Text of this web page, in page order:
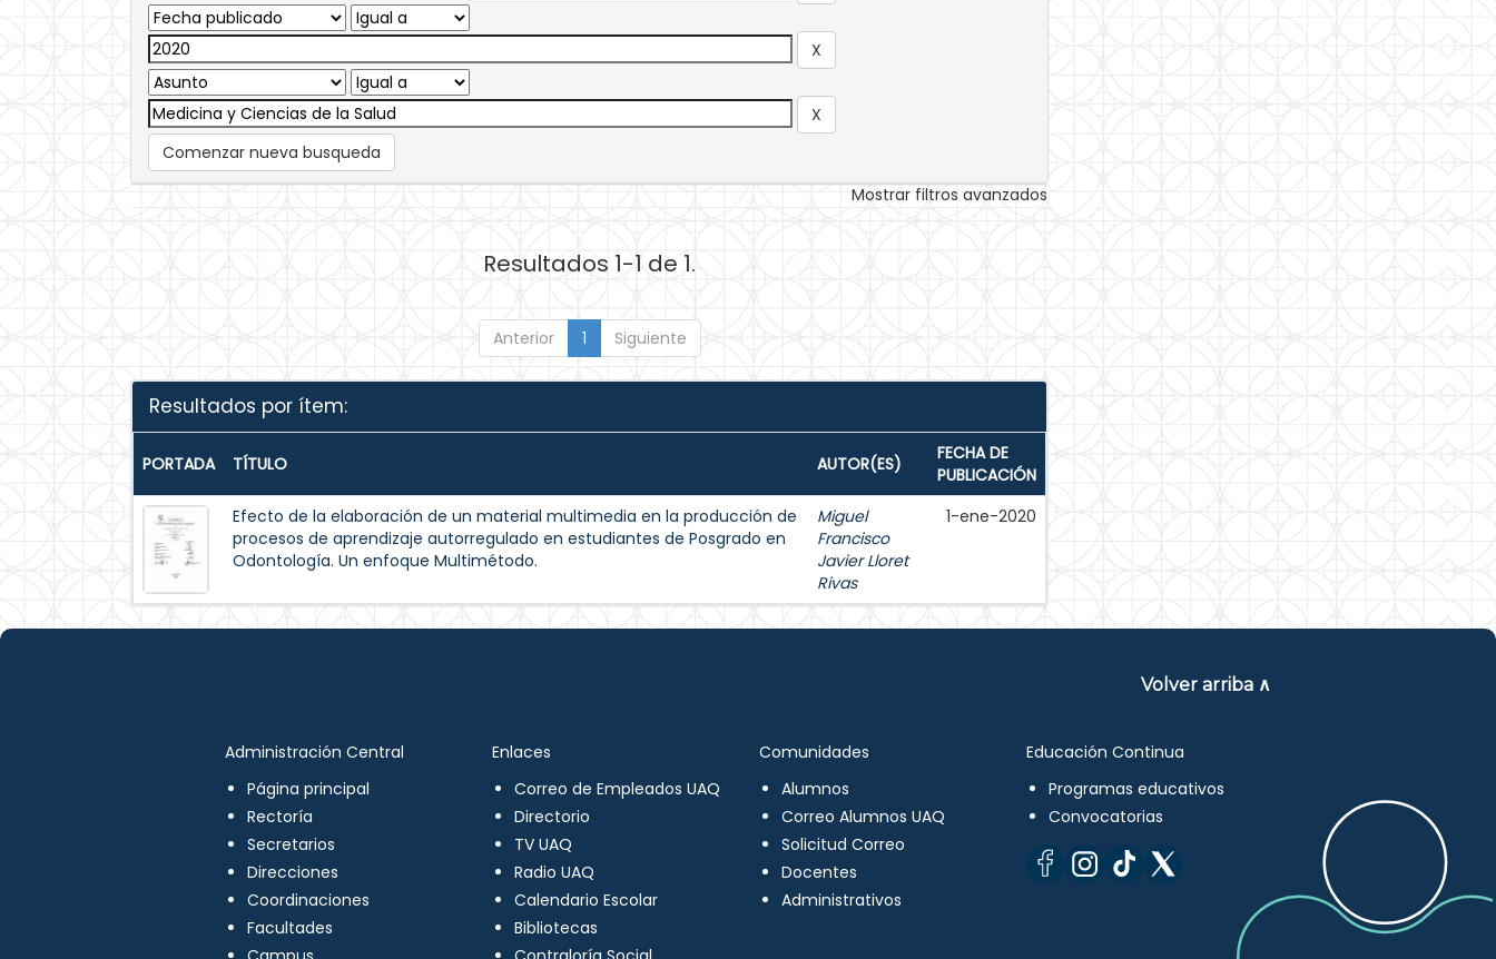
Comenzar nueva busqueda
Mostrar filtros avanzados
Resultados 1-1 de 1.
Anterior 1 Siguiente
Resultados por ítem:
PORTADA TÍTULO AUTOR(ES)
FECHA DE
PUBLICACIÓN
Efecto de la elaboración de un material multimedia en la producción de
procesos de aprendizaje autorregulado en estudiantes de Posgrado en
Odontología. Un enfoque Multimétodo.
Miguel
Francisco
Javier Lloret
Rivas
1-ene-2020
Volver arriba ∧
Administración Central
Página principal
Rectoría
Secretarios
Direcciones
Coordinaciones
Facultades
Enlaces
Correo de Empleados UAQ
Directorio
TV UAQ
Radio UAQ
Calendario Escolar
Bibliotecas
Comunidades
Alumnos
Correo Alumnos UAQ
Solicitud Correo
Docentes
Administrativos
Educación Continua
Programas educativos
Convocatorias